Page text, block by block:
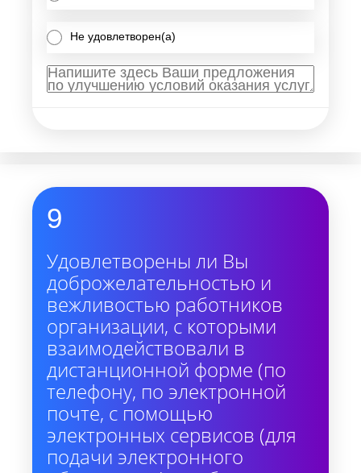
Не удовлетворен(а)
9
Удовлетворены ли Вы
доброжелательностью и
вежливостью работников
организации, с которыми
взаимодействовали в
дистанционной форме (по
телефону, по электронной
почте, с помощью
электронных сервисов (для
подачи электронного